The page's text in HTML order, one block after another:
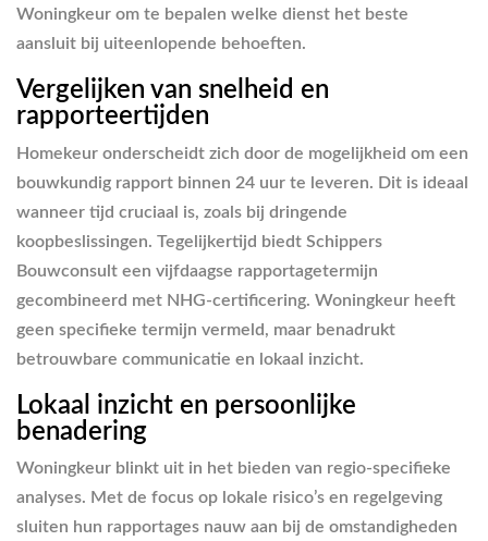
Woningkeur om te bepalen welke dienst het beste
aansluit bij uiteenlopende behoeften.
Vergelijken van snelheid en
rapporteertijden
Homekeur onderscheidt zich door de mogelijkheid om een
bouwkundig rapport binnen 24 uur te leveren. Dit is ideaal
wanneer tijd cruciaal is, zoals bij dringende
koopbeslissingen. Tegelijkertijd biedt Schippers
Bouwconsult een vijfdaagse rapportagetermijn
gecombineerd met NHG-certificering. Woningkeur heeft
geen specifieke termijn vermeld, maar benadrukt
betrouwbare communicatie en lokaal inzicht.
Lokaal inzicht en persoonlijke
benadering
Woningkeur blinkt uit in het bieden van regio-specifieke
analyses. Met de focus op lokale risico’s en regelgeving
sluiten hun rapportages nauw aan bij de omstandigheden